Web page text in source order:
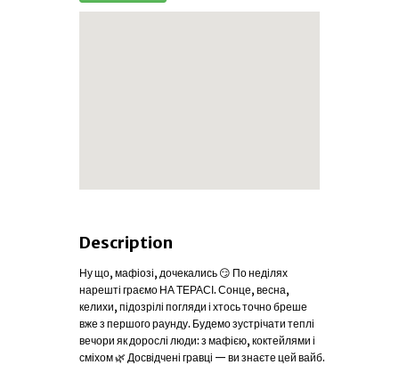
Description
Ну що, мафіозі, дочекались 😏 По неділях
нарешті граємо НА ТЕРАСІ. Сонце, весна,
келихи, підозрілі погляди і хтось точно бреше
вже з першого раунду. Будемо зустрічати теплі
вечори як дорослі люди: з мафією, коктейлями і
сміхом 🌿 Досвідчені гравці — ви знаєте цей вайб.